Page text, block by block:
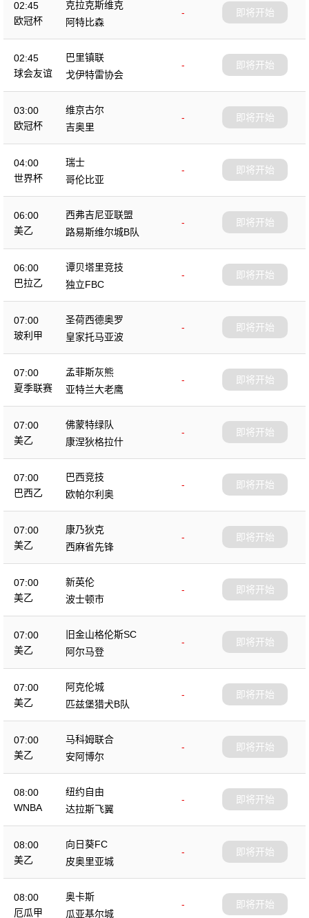
02:45
欧冠杯
克拉克斯维克
-
阿特比森
即将开始
02:45
球会友谊
巴里镇联
-
戈伊特雷协会
即将开始
03:00
欧冠杯
维京古尔
-
吉奥里
即将开始
04:00
世界杯
瑞士
-
哥伦比亚
即将开始
06:00
美乙
西弗吉尼亚联盟
-
路易斯维尔城B队
即将开始
06:00
巴拉乙
谭贝塔里竞技
-
独立FBC
即将开始
07:00
玻利甲
圣荷西德奥罗
-
皇家托马亚波
即将开始
07:00
夏季联赛
孟菲斯灰熊
-
亚特兰大老鹰
即将开始
07:00
美乙
佛蒙特绿队
-
康涅狄格拉什
即将开始
07:00
巴西乙
巴西竞技
-
欧帕尔利奥
即将开始
07:00
美乙
康乃狄克
-
西麻省先锋
即将开始
07:00
美乙
新英伦
-
波士顿市
即将开始
07:00
美乙
旧金山格伦斯SC
-
阿尔马登
即将开始
07:00
美乙
阿克伦城
-
匹兹堡猎犬B队
即将开始
07:00
美乙
马科姆联合
-
安阿博尔
即将开始
08:00
WNBA
纽约自由
-
达拉斯飞翼
即将开始
08:00
美乙
向日葵FC
-
皮奥里亚城
即将开始
08:00
厄瓜甲
奥卡斯
-
瓜亚基尔城
即将开始